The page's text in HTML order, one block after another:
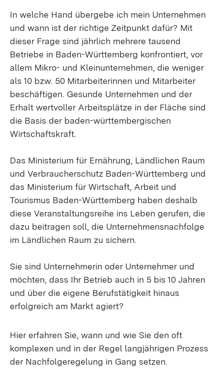
In welche Hand übergebe ich mein Unternehmen
und wann ist der richtige Zeitpunkt dafür? Mit
dieser Frage sind jährlich mehrere tausend
Betriebe in Baden-Württemberg konfrontiert, vor
allem Mikro- und Kleinunternehmen, die weniger
als 10 bzw. 50 Mitarbeiterinnen und Mitarbeiter
beschäftigen. Gesunde Unternehmen und der
Erhalt wertvoller Arbeitsplätze in der Fläche sind
die Basis der baden-württembergischen
Wirtschaftskraft.
Das Ministerium für Ernährung, Ländlichen Raum
und Verbraucherschutz Baden-Württemberg und
das Ministerium für Wirtschaft, Arbeit und
Tourismus Baden-Württemberg haben deshalb
diese Veranstaltungsreihe ins Leben gerufen, die
dazu beitragen soll, die Unternehmensnachfolge
im Ländlichen Raum zu sichern.
Sie sind Unternehmerin oder Unternehmer und
möchten, dass Ihr Betrieb auch in 5 bis 10 Jahren
und über die eigene Berufstätigkeit hinaus
erfolgreich am Markt agiert?
Hier erfahren Sie, wann und wie Sie den oft
komplexen und in der Regel langjährigen Prozess
der Nachfolgeregelung in Gang setzen.